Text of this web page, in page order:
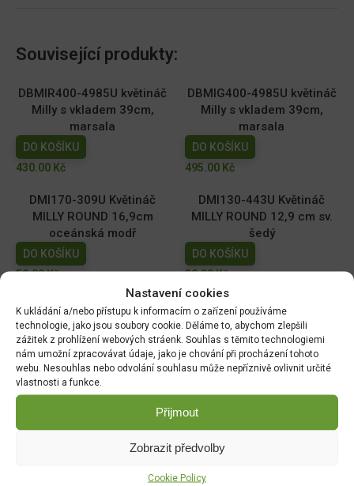
Nastavení cookies
K ukládání a/nebo přístupu k informacím o zařízení používáme
technologie, jako jsou soubory cookie. Děláme to, abychom zlepšili
zážitek z prohlížení webových stráenk. Souhlas s těmito technologiemi
nám umožní zpracovávat údaje, jako je chování při procházení tohoto
webu. Nesouhlas nebo odvolání souhlasu může nepříznivě ovlivnit určité
vlastnosti a funkce.
Přijmout
Zobrazit předvolby
Cookie Policy
Související produkty:
DBMIR400-4985U květináč
Milly s vkladem 39cm,
marsala
DO KOŠÍKU
430.00 Kč
DBMIG400-4985U květináč
Milly s vkladem 39cm,
marsala
DO KOŠÍKU
495.00 Kč
DMI170-309U Květináč
MILLY ROUND 16,9cm
oceánská modř
DO KOŠÍKU
59.00Kč
DMI130-443U Květináč
MILLY ROUND 12,9 cm sv.
šedý
DO KOŠÍKU
39.00Kč
DMI110-2411U Květináč
MILLY ROUND 10,9cm tm.
zelený
DO KOŠÍKU
29.00Kč
DMI150-443U Květináč
MILLY ROUND 14,6cm sv.
šedý
DO KOŠÍKU
DOPRAVA ZDARMA OD 1500 KČ
Doprava objednávek od 1500 Kč,